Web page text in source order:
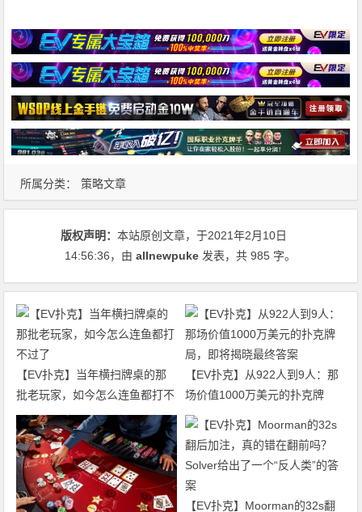
所属分类： 策略文章
版权声明：本站原创文章，于2021年2月10日
14:56:36，由allnewpuke 发表，共 985 字。
【EV扑克】当年横扫牌桌的那
批老玩家，如今怎么连鱼都打不
过了
【EV扑克】从922人到9人：那
场价值1000万美元的扑克牌
局，即将揭晓最终答案
【EV扑克】Moorman的32s翻